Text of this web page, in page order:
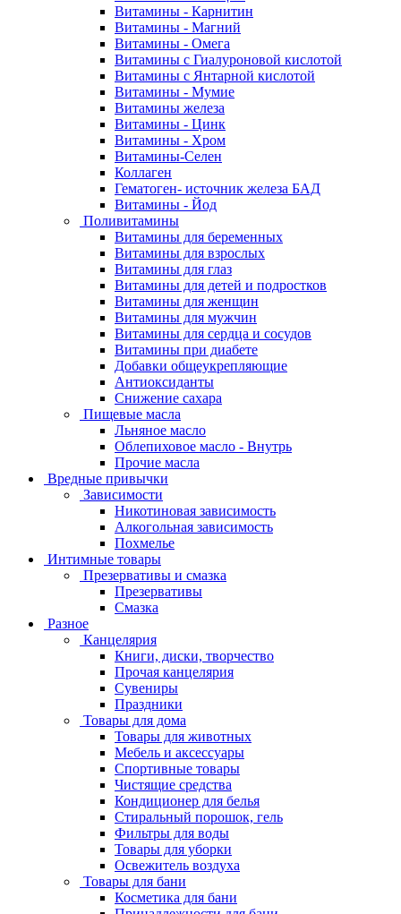
Витамины - Карнитин
Витамины - Магний
Витамины - Омега
Витамины с Гиалуроновой кислотой
Витамины с Янтарной кислотой
Витамины - Мумие
Витамины железа
Витамины - Цинк
Витамины - Хром
Витамины-Селен
Коллаген
Гематоген- источник железа БАД
Витамины - Йод
Поливитамины
Витамины для беременных
Витамины для взрослых
Витамины для глаз
Витамины для детей и подростков
Витамины для женщин
Витамины для мужчин
Витамины для сердца и сосудов
Витамины при диабете
Добавки общеукрепляющие
Антиоксиданты
Снижение сахара
Пищевые масла
Льняное масло
Облепиховое масло - Внутрь
Прочие масла
Вредные привычки
Зависимости
Никотиновая зависимость
Алкогольная зависимость
Похмелье
Интимные товары
Презервативы и смазка
Презервативы
Смазка
Разное
Канцелярия
Книги, диски, творчество
Прочая канцелярия
Сувениры
Праздники
Товары для дома
Товары для животных
Мебель и аксессуары
Спортивные товары
Чистящие средства
Кондиционер для белья
Стиральный порошок, гель
Фильтры для воды
Товары для уборки
Освежитель воздуха
Товары для бани
Косметика для бани